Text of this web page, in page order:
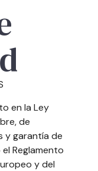
en la Ley
de
y garantía de
Reglamento
y del